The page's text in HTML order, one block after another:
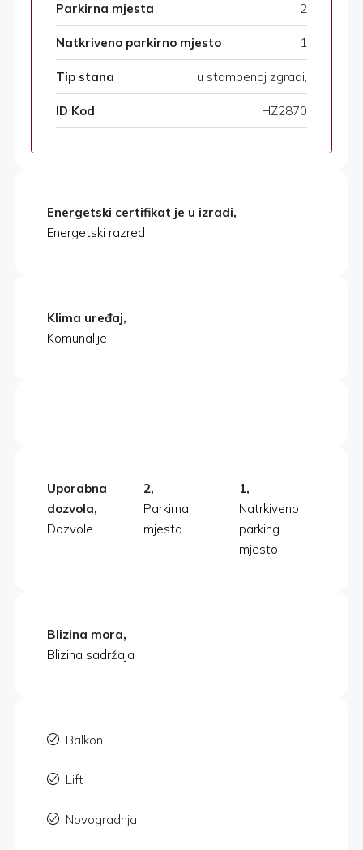
Parkirna mjesta 2
Natkriveno parkirno mjesto 1
Tip stana u stambenoj zgradi,
ID Kod HZ2870
Energetski certifikat je u izradi,
Energetski razred
Klima uređaj,
Komunalije
Uporabna
dozvola,
Dozvole
2,
Parkirna
mjesta
1,
Natrkiveno
parking
mjesto
Blizina mora,
Blizina sadržaja
Balkon
Lift
Novogradnja